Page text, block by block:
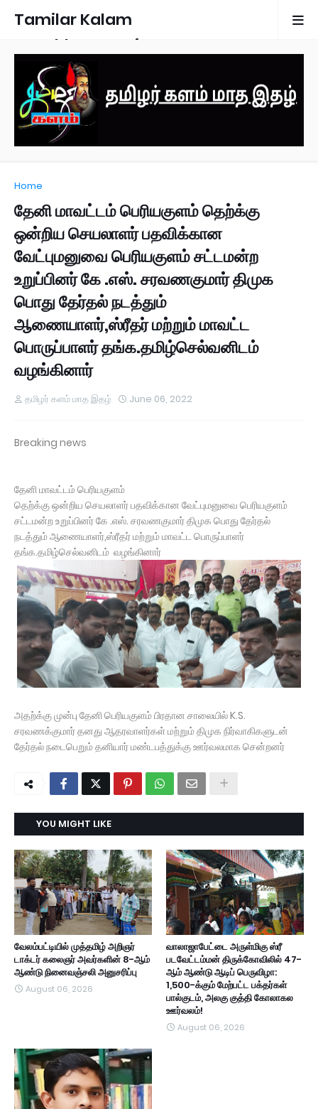
Tamilar Kalam
Monthly Magazine
Home
தேனி மாவட்டம் பெரியகுளம் தெற்க்கு
ஒன்றிய செயலாளர் பதவிக்கான
வேட்புமனுவை பெரியகுளம் சட்டமன்ற
உறுப்பினர் கே .எஸ். சரவணகுமார் திமுக
பொது தேர்தல் நடத்தும்
ஆணையாளர்,ஸ்ரீதர் மற்றும் மாவட்ட
பொருப்பாளர் தங்க.தமிழ்செல்வனிடம்
வழங்கினார்
தமிழர் களம் மாத இதழ் June 06, 2022
Breaking news
தேனி மாவட்டம் பெரியகுளம்
தெற்க்கு ஒன்றிய செயலாளர் பதவிக்கான வேட்புமனுவை பெரியகுளம்
சட்டமன்ற உறுப்பினர் கே .எஸ். சரவணகுமார் திமுக பொது தேர்தல்
நடத்தும் ஆணையாளர்,ஸ்ரீதர் மற்றும் மாவட்ட பொருப்பாளர்
தங்க.தமிழ்செல்வனிடம் வழங்கினார்
அதற்க்கு முன்பு தேனி பெரியகுளம் பிரதான சாலையில் K.S.
சரவணக்குமார் தனது ஆதரவாளர்கள் மற்றும் திமுக நிர்வாகிகளுடன்
தேர்தல் நடைபெறும் தனியார் மண்டபத்துக்கு ஊர்வலமாக சென்றனர்
YOU MIGHT LIKE
வேலம்பட்டியில் முத்தமிழ் அறிஞர்
டாக்டர் கலைஞர் அவர்களின் 8-ஆம்
ஆண்டு நினைவஞ்சலி அனுசரிப்பு
August 06, 2026
வாலாஜாபேட்டை அருள்மிகு ஸ்ரீ
படவேட்டம்மன் திருக்கோவிலில் 47-
ஆம் ஆண்டு ஆடிப் பெருவிழா:
1,500-க்கும் மேற்பட்ட பக்தர்கள்
பால்குடம், அலகு குத்தி கோலாகல
ஊர்வலம்!
August 06, 2026